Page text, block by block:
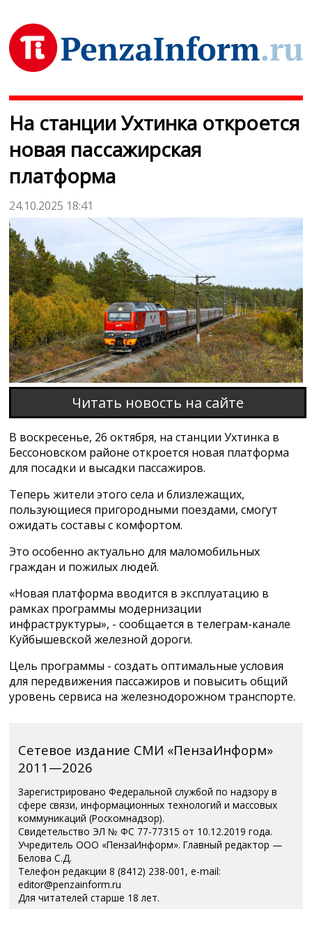
На станции Ухтинка откроется
новая пассажирская
платформа
24.10.2025 18:41
Читать новость на сайте
В воскресенье, 26 октября, на станции Ухтинка в
Бессоновском районе откроется новая платформа
для посадки и высадки пассажиров.
Теперь жители этого села и близлежащих,
пользующиеся пригородными поездами, смогут
ожидать составы с комфортом.
Это особенно актуально для маломобильных
граждан и пожилых людей.
«Новая платформа вводится в эксплуатацию в
рамках программы модернизации
инфраструктуры», - сообщается в телеграм-канале
Куйбышевской железной дороги.
Цель программы - создать оптимальные условия
для передвижения пассажиров и повысить общий
уровень сервиса на железнодорожном транспорте.
Сетевое издание СМИ «ПензаИнформ»
2011—2026
Зарегистрировано Федеральной службой по надзору в
сфере связи, информационных технологий и массовых
коммуникаций (Роскомнадзор).
Свидетельство ЭЛ № ФС 77-77315 от 10.12.2019 года.
Учредитель ООО «ПензаИнформ». Главный редактор —
Белова С.Д.
Телефон редакции 8 (8412) 238-001, e-mail:
editor@penzainform.ru
Для читателей старше 18 лет.